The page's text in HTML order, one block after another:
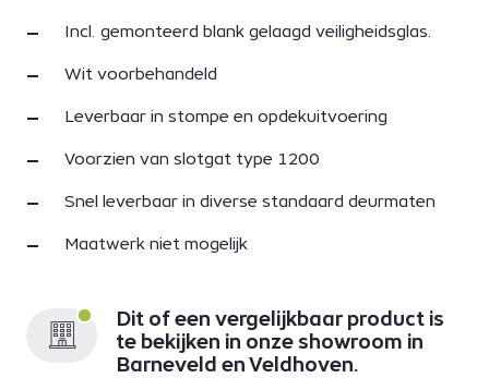
Incl. gemonteerd blank gelaagd veiligheidsglas.
Wit voorbehandeld
Leverbaar in stompe en opdekuitvoering
Voorzien van slotgat type 1200
Snel leverbaar in diverse standaard deurmaten
Maatwerk niet mogelijk
Dit of een vergelijkbaar product is
te bekijken in onze showroom in
Barneveld en Veldhoven.